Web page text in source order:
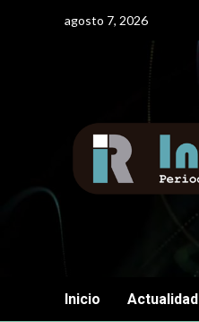
agosto 7, 2026
Inicio Actualidad